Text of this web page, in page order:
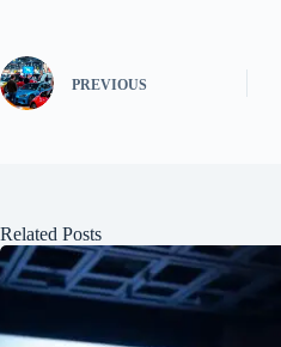
PREVIOUS
Related Posts